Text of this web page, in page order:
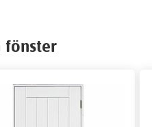
fönster